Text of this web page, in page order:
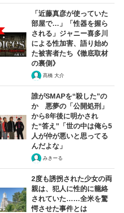
「近藤真彦が使っていた
部屋で…」「性器を握ら
される」ジャニー喜多川
による性加害、語り始め
た被害者たち《徹底取材
の裏側》
髙橋 大介
誰がSMAPを“殺した”の
か 悪夢の「公開処刑」
から8年後に明かされ
た“答え”「世の中は俺ら5
人が仲が悪いと思ってる
んだよな」
みきーる
2度も誘拐された少女の両
親は、犯人に性的に籠絡
されていた……全米を驚
愕させた事件とは